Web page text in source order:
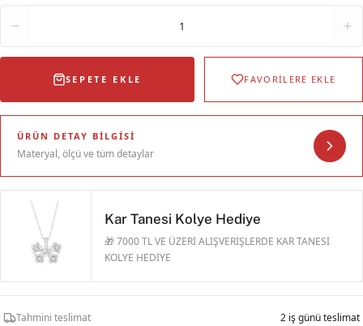
1
SEPETE EKLE FAVORİLERE EKLE
ÜRÜN DETAY BILGISI
Materyal, ölçü ve tüm detaylar
Kar Tanesi Kolye Hediye
🎁 7000 TL VE ÜZERİ ALIŞVERİŞLERDE KAR TANESİ
KOLYE HEDİYE
Tahmini teslimat 2 iş günü teslimat